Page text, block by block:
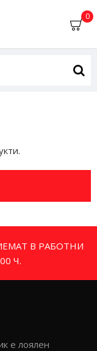
0
В РАБОТНИ
Ч.
е лоялен